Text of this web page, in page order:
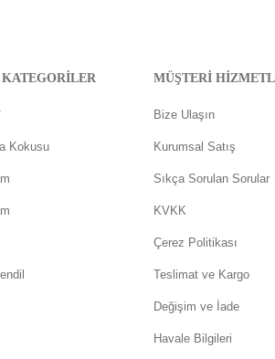
Kokusu
MÜŞTERİ
Bize Ulaşın
Kurumsal Satış
Sıkça Sorulan Sorular
KVKK
Çerez Politikası
Teslimat ve Kargo
Değişim ve İade
Havale Bilgileri